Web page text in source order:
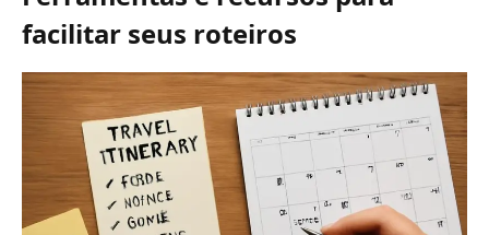
facilitar seus roteiros